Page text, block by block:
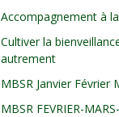
Accompagnement à
Cultiver la
autrement
MBSR Janvier Février
MBSR FEVRIER-